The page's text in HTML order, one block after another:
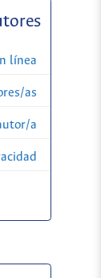
línea
as
a